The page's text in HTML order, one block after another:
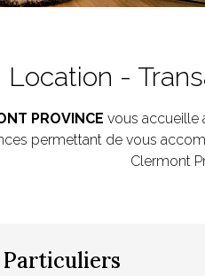
Location -
PROVINCE vous accueille
permettant de vous
Clermont
Particuliers